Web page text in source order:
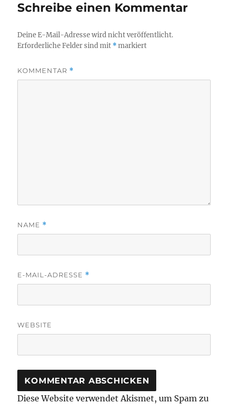
Schreibe einen Kommentar
Deine E-Mail-Adresse wird nicht veröffentlicht.
Erforderliche Felder sind mit *markiert
KOMMENTAR *
NAME *
E-MAIL-ADRESSE *
WEBSITE
Diese Website verwendet Akismet, um Spam zu